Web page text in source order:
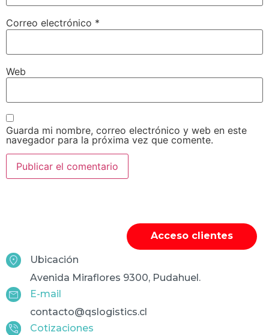
Correo electrónico *
Web
Guarda mi nombre, correo electrónico y web en este
navegador para la próxima vez que comente.
Acceso clientes
Avenida Miraflores 9300, Pudahuel.
Ubicación
contacto@qslogistics.cl
E-mail
Cotizaciones